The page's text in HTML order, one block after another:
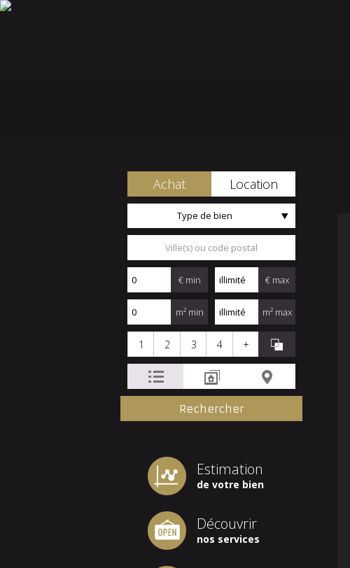
Achat Location
Type de bien
€ min € max
m² min m² max
1 2 3 4 +
Estimation
de votre bien
Découvrir
nos services